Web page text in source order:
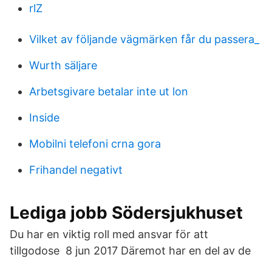
rlZ
Vilket av följande vägmärken får du passera_
Wurth säljare
Arbetsgivare betalar inte ut lon
Inside
Mobilni telefoni crna gora
Frihandel negativt
Lediga jobb Södersjukhuset
Du har en viktig roll med ansvar för att
tillgodose 8 jun 2017 Däremot har en del av de